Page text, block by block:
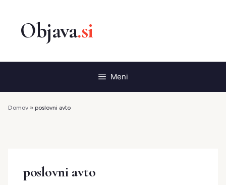
vsebino
Meni
Domov » poslovni avto
poslovni avto